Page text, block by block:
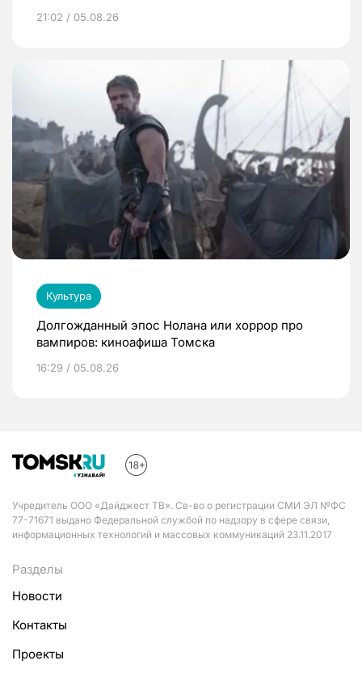
21:02 / 05.08.26
Культура
Долгожданный эпос Нолана или хоррор про
вампиров: киноафиша Томска
16:29 / 05.08.26
Учредитель ООО «Дайджест ТВ». Св-во о регистрации СМИ ЭЛ №ФС
77-71671 выдано Федеральной службой по надзору в сфере связи,
информационных технологий и массовых коммуникаций 23.11.2017
Разделы
Новости
Контакты
Проекты